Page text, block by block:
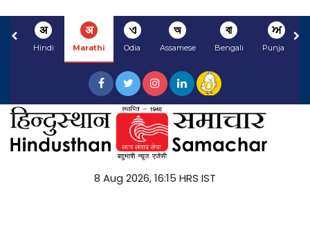
अ
Hindi
अ
Marathi
ଏ
Odia
অ
Assamese
বা
Bengali
ਅ
Punjabi
8 Aug 2026, 16:15 HRS IST